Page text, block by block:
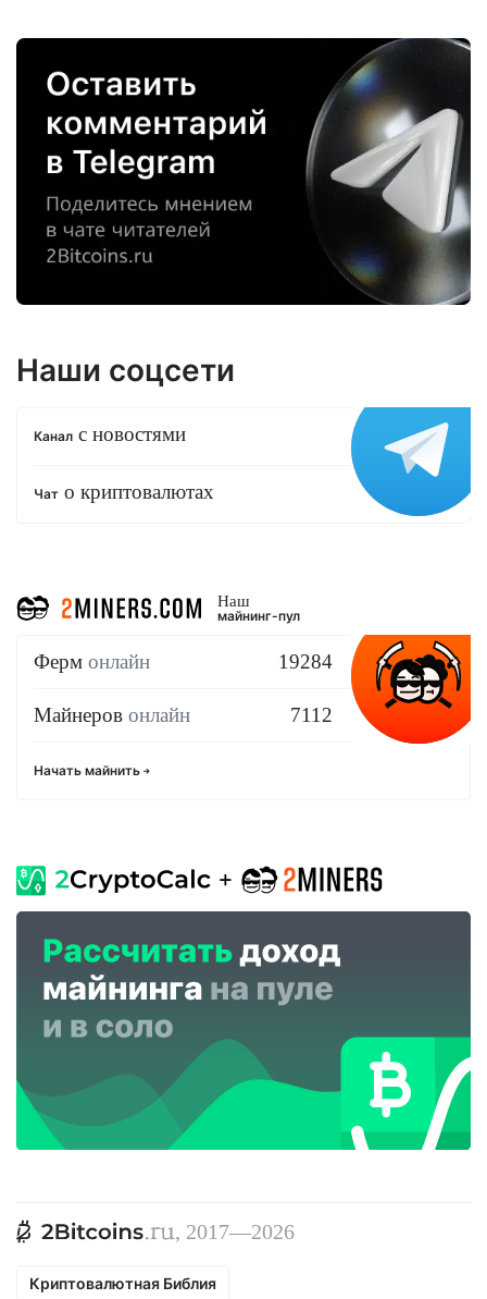
Наши соцсети
Канал с новостями
Чат о криптовалютах
Наш
майнинг-пул
Ферм онлайн 19284
Майнеров онлайн 7112
Начать майнить
, 2017—2026
Криптовалютная Библия